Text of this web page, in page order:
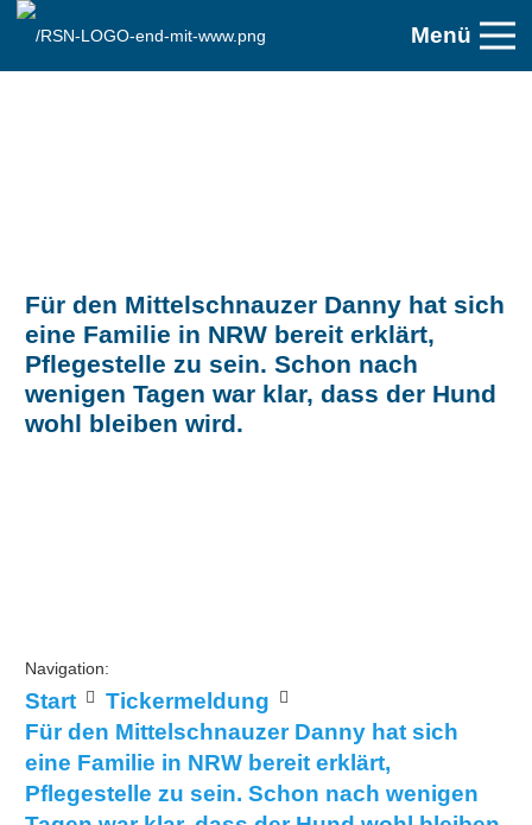
Menü
Für den Mittelschnauzer Danny hat sich
eine Familie in NRW bereit erklärt,
Pflegestelle zu sein. Schon nach
wenigen Tagen war klar, dass der Hund
wohl bleiben wird.
Navigation:
Start
Tickermeldung
Für den Mittelschnauzer Danny hat sich
eine Familie in NRW bereit erklärt,
Pflegestelle zu sein. Schon nach wenigen